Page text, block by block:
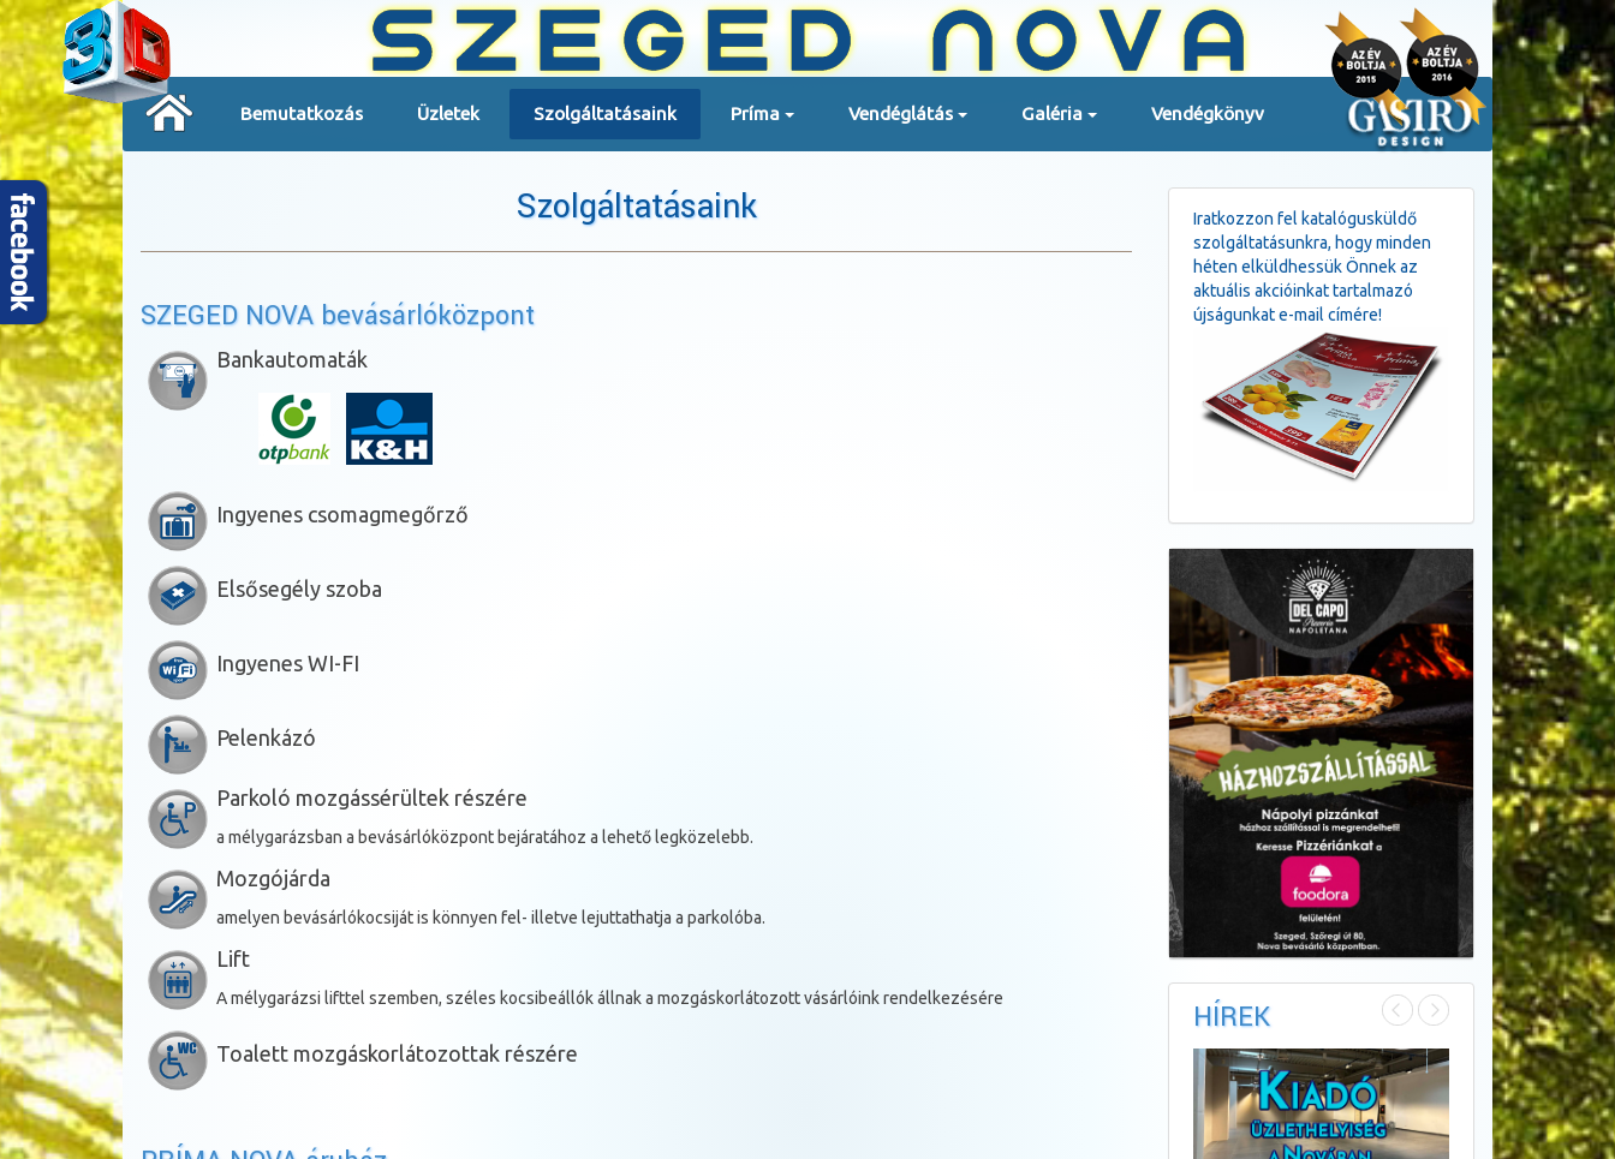
Bemutatkozás Üzletek Szolgáltatásaink Príma Vendéglátás Galéria Vendégkönyv
Szolgáltatásaink
SZEGED NOVA bevásárlóközpont
Bankautomaták
Ingyenes csomagmegőrző
Elsősegély szoba
Ingyenes WI-FI
Pelenkázó
Parkoló mozgássérültek részére
a mélygarázsban a bevásárlóközpont bejáratához a lehető legközelebb.
Mozgójárda
amelyen bevásárlókocsiját is könnyen fel- illetve lejuttathatja a parkolóba.
Lift
A mélygarázsi lifttel szemben, széles kocsibeállók állnak a mozgáskorlátozott vásárlóink rendelkezésére
Toalett mozgáskorlátozottak részére
Iratkozzon fel katalógusküldő
szolgáltatásunkra, hogy minden
héten elküldhessük Önnek az
aktuális akcióinkat tartalmazó
újságunkat e-mail címére!
HÍREK